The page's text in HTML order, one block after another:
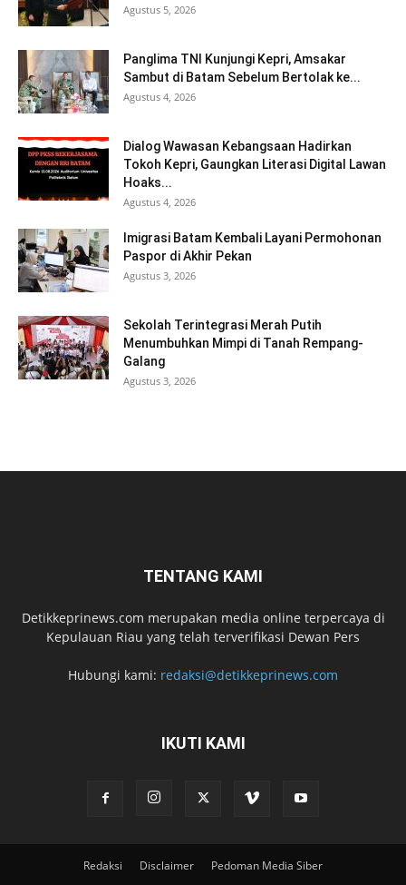
Agustus 5, 2026
Panglima TNI Kunjungi Kepri, Amsakar
Sambut di Batam Sebelum Bertolak ke...
Agustus 4, 2026
Dialog Wawasan Kebangsaan Hadirkan
Tokoh Kepri, Gaungkan Literasi Digital Lawan
Hoaks...
Agustus 4, 2026
Imigrasi Batam Kembali Layani Permohonan
Paspor di Akhir Pekan
Agustus 3, 2026
Sekolah Terintegrasi Merah Putih
Menumbuhkan Mimpi di Tanah Rempang-
Galang
Agustus 3, 2026
TENTANG KAMI
Detikkeprinews.com merupakan media online terpercaya di
Kepulauan Riau yang telah terverifikasi Dewan Pers
Hubungi kami: redaksi@detikkeprinews.com
IKUTI KAMI
Redaksi Disclaimer Pedoman Media Siber